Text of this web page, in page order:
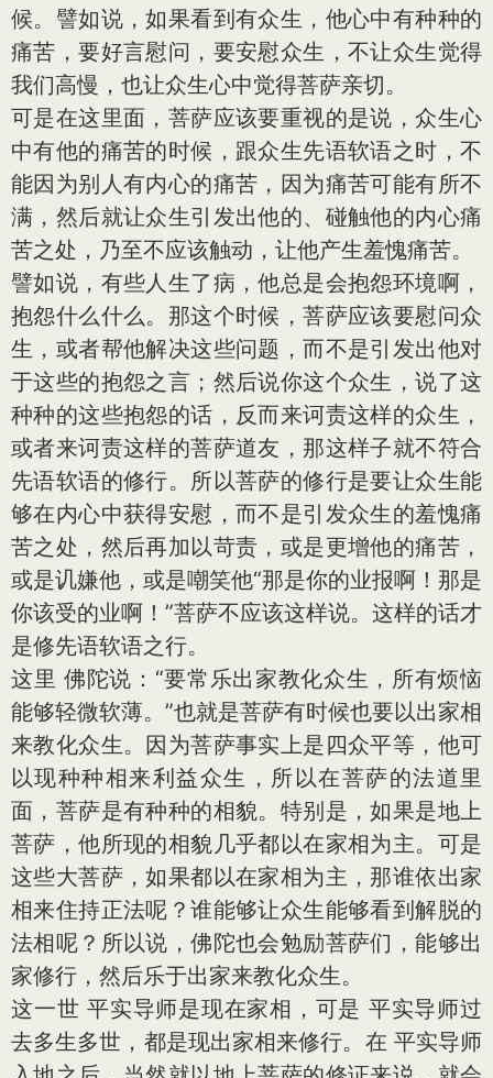
候。譬如说，如果看到有众生，他心中有种种的
痛苦，要好言慰问，要安慰众生，不让众生觉得
我们高慢，也让众生心中觉得菩萨亲切。
可是在这里面，菩萨应该要重视的是说，众生心
中有他的痛苦的时候，跟众生先语软语之时，不
能因为别人有内心的痛苦，因为痛苦可能有所不
满，然后就让众生引发出他的、碰触他的内心痛
苦之处，乃至不应该触动，让他产生羞愧痛苦。
譬如说，有些人生了病，他总是会抱怨环境啊，
抱怨什么什么。那这个时候，菩萨应该要慰问众
生，或者帮他解决这些问题，而不是引发出他对
于这些的抱怨之言；然后说你这个众生，说了这
种种的这些抱怨的话，反而来诃责这样的众生，
或者来诃责这样的菩萨道友，那这样子就不符合
先语软语的修行。所以菩萨的修行是要让众生能
够在内心中获得安慰，而不是引发众生的羞愧痛
苦之处，然后再加以苛责，或是更增他的痛苦，
或是讥嫌他，或是嘲笑他“那是你的业报啊！那是
你该受的业啊！”菩萨不应该这样说。这样的话才
是修先语软语之行。
这里 佛陀说：“要常乐出家教化众生，所有烦恼
能够轻微软薄。”也就是菩萨有时候也要以出家相
来教化众生。因为菩萨事实上是四众平等，他可
以现种种相来利益众生，所以在菩萨的法道里
面，菩萨是有种种的相貌。特别是，如果是地上
菩萨，他所现的相貌几乎都以在家相为主。可是
这些大菩萨，如果都以在家相为主，那谁依出家
相来住持正法呢？谁能够让众生能够看到解脱的
法相呢？所以说，佛陀也会勉励菩萨们，能够出
家修行，然后乐于出家来教化众生。
这一世 平实导师是现在家相，可是 平实导师过
去多生多世，都是现出家相来修行。在 平实导师